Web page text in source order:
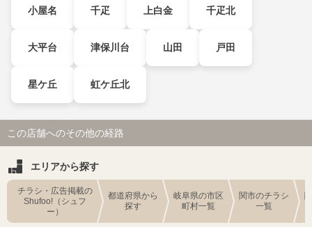
小屋名 千疋 上白金 千疋北
大平台 津保川台 山田 戸田
星ケ丘 虹ケ丘北
この店舗へのその他の経路
エリアから探す
チラシ・広告掲載の
Shufoo!（シュフ
ー）
都道府県から
探す
岐阜県の市区
町村一覧
関市のチラシ
一覧